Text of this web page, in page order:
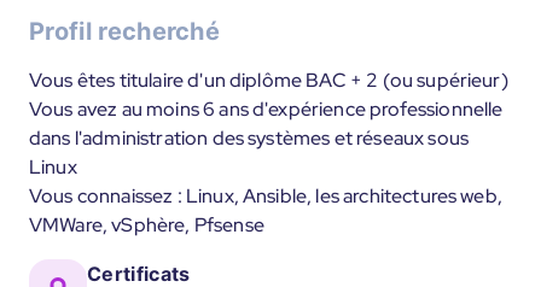
Profil recherché
Vous êtes titulaire d'un diplôme BAC + 2 (ou supérieur)
Vous avez au moins 6 ans d'expérience professionnelle
dans l'administration des systèmes et réseaux sous
Linux
Vous connaissez : Linux, Ansible, les architectures web,
VMWare, vSphère, Pfsense
Certificats